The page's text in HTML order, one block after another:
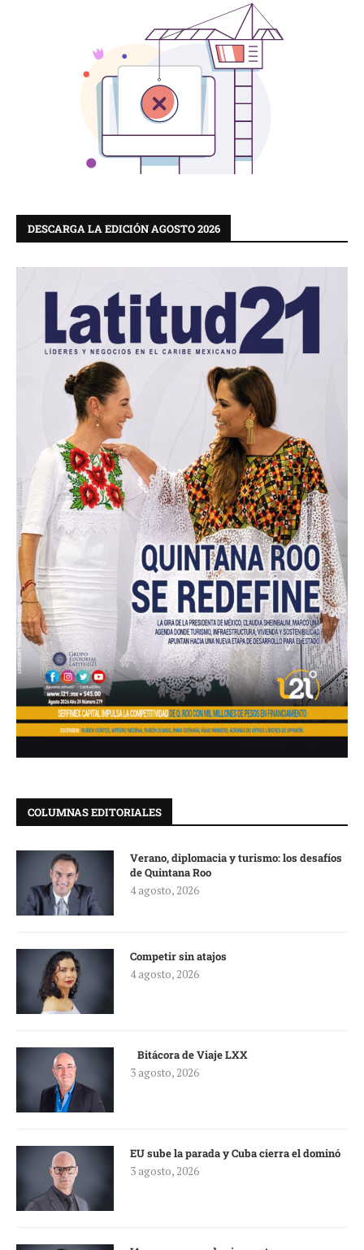
DESCARGA LA EDICIÓN AGOSTO 2026
COLUMNAS EDITORIALES
Verano, diplomacia y turismo: los desafíos
de Quintana Roo
4 agosto, 2026
Competir sin atajos
4 agosto, 2026
Bitácora de Viaje LXX
3 agosto, 2026
EU sube la parada y Cuba cierra el dominó
3 agosto, 2026